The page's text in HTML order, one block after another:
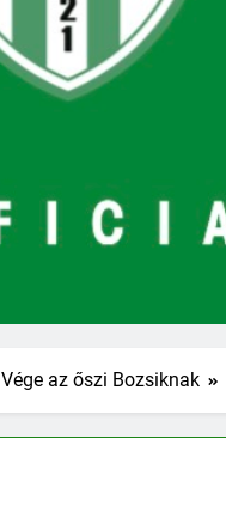
Vége az őszi Bozsiknak